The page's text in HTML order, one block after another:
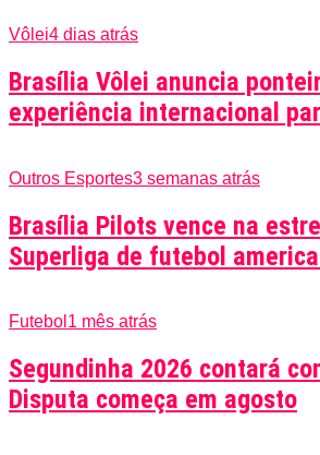
Vôlei4 dias atrás
Brasília Vôlei anuncia
experiência internacional
Outros Esportes3 semanas atrás
Brasília Pilots vence na
Superliga de futebol
Futebol 1 mês atrás
Segundinha 2026 contará
Disputa começa em agosto